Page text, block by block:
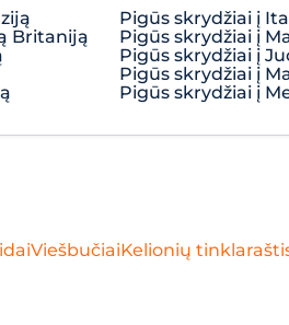
Britaniją
Pigūs skrydžiai į
Pigūs skrydžiai į
Pigūs skrydžiai į
Pigūs skrydžiai į
Pigūs skrydžiai į
ViešbučiaiKelionių